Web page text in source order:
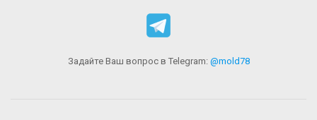
Задайте Ваш вопрос в Telegram: @mold78